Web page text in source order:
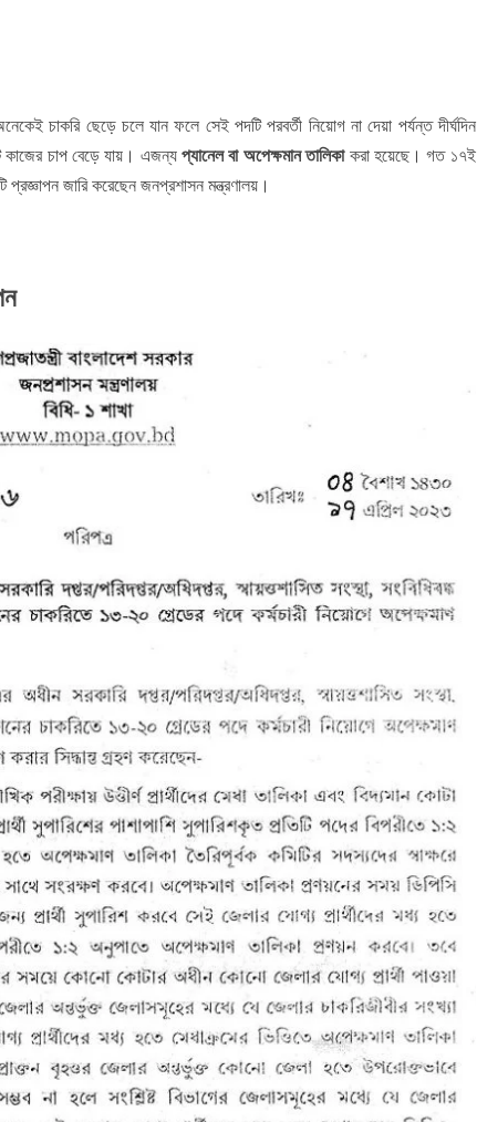
চাকরি ছেড়ে চলে যান ফলে সেই পদটি পরবর্তী নিয়োগ না দেয়া পর্যন্ত দীর্ঘদিন
কাজের চাপ বেড়ে যায়। এজন্যপ্যানেল বা অপেক্ষমান তালিকাকরা হয়েছে। গত ১৭ই
জারি করেছেন জনপ্রশাসন মন্ত্রণালয়।